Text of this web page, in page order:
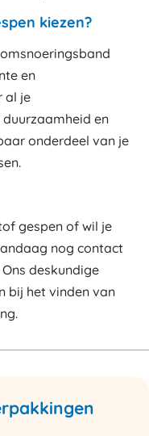
kiezen?
en
al je
en
onderdeel van je
gespen of wil je
nog contact
deskundige
bij het vinden van